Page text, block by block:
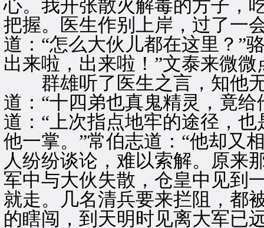
心。我开张散火解毒的方子，
把握。医生作别上岸，过了一
道：“怎么大伙儿都在这里？”
出来啦，出来啦！”文泰来微
群雄听了医生之言，知他无
道：“十四弟也真鬼精灵，竟
道：“上次指点地牢的途径，
他一掌。”常伯志道：“他却又
人纷纷谈论，难以索解。原来
军中与大伙失散，仓皇中见到
就走。几名清兵要来拦阻，都
的瞎闯，到天明时见离大军已